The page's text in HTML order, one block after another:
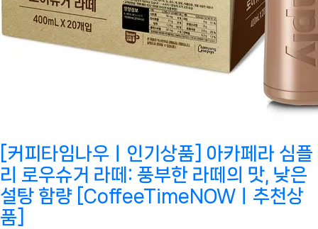
[커피타임나우ㅣ인기상품] 아카페라 심플
리 로우슈거 라떼: 풍부한 라떼의 맛, 낮은
설탕 함량 [CoffeeTimeNOWㅣ추천상
품]